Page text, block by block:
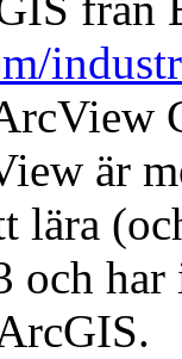
är
lära